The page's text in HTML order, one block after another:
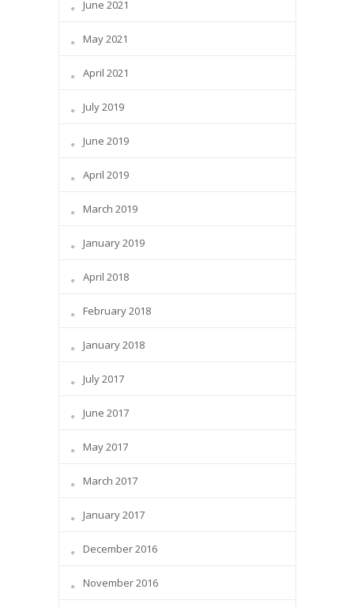
June 2021
May 2021
April 2021
July 2019
June 2019
April 2019
March 2019
January 2019
April 2018
February 2018
January 2018
July 2017
June 2017
May 2017
March 2017
January 2017
December 2016
November 2016